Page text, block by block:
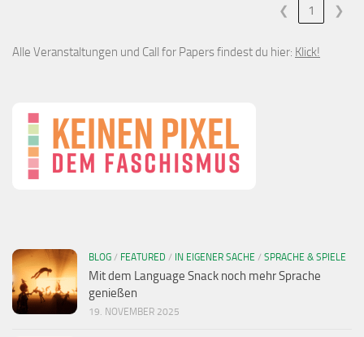
❮ 1 ❯
Alle Veranstaltungen und Call for Papers findest du hier: Klick!
BLOG / FEATURED / IN EIGENER SACHE / SPRACHE & SPIELE
Mit dem Language Snack noch mehr Sprache
genießen
19. NOVEMBER 2025